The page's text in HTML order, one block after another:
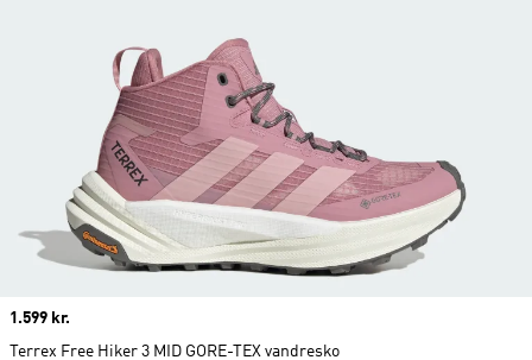
Price
1.599 kr.
Terrex Free Hiker 3 MID GORE-TEX vandresko